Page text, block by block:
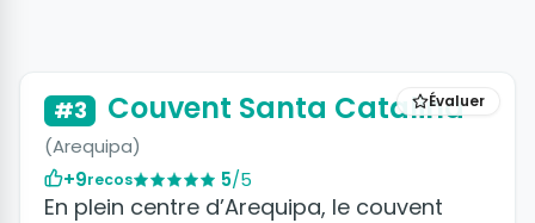
Évaluer
#3 Couvent Santa Catalina
(Arequipa)
+9recos 5/5
En plein centre d’Arequipa, le couvent